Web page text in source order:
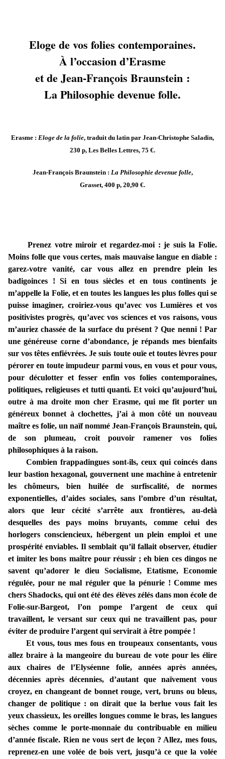
Eloge de vos folies contemporaines.
À l’occasion d’Erasme
et de Jean-François Braunstein :
La Philosophie devenue folle.
Erasme : Eloge de la folie, traduit du latin par Jean-Christophe Saladin,
230 p, Les Belles Lettres, 75 €.
Jean-François Braunstein : La Philosophie devenue folle,
Grasset, 400 p, 20,90 €.
Prenez votre miroir et regardez-moi : je suis la Folie.
Moins folle que vous certes, mais mauvaise langue en diable :
garez-votre vanité, car vous allez en prendre plein les
badigoinces ! Si en tous siècles et en tous continents je
m’appelle la Folie, et en toutes les langues les plus folles qui se
puisse imaginer, croiriez-vous qu’avec vos Lumières et vos
positivistes progrès, qu’avec vos sciences et vos raisons, vous
m’auriez chassée de la surface du présent ? Que nenni ! Par
une généreuse corne d’abondance, je répands mes bienfaits
sur vos têtes enfiévrées. Je suis toute ouïe et toutes lèvres pour
pérorer en toute impudeur parmi vous, en vous et pour vous,
pour déculotter et fesser enfin vos folies contemporaines,
politiques, religieuses et tutti quanti. Et voici qu’aujourd’hui,
outre à ma droite mon cher Erasme, qui me fit porter un
généreux bonnet à clochettes, j’ai à mon côté un nouveau
maître es folie, un naïf nommé Jean-François Braunstein, qui,
de son plumeau, croit pouvoir ramener vos folies
philosophiques à la raison.
Combien frappadingues sont-ils, ceux qui coincés dans
leur bastion hexagonal, gouvernent une machine à entretenir
les chômeurs, bien huilée de surfiscalité, de normes
exponentielles, d’aides sociales, sans l’ombre d’un résultat,
alors que leur cécité s’arrête aux frontières, au-delà
desquelles des pays moins bruyants, comme celui des
horlogers consciencieux, hébergent un plein emploi et une
prospérité enviables. Il semblait qu’il fallait observer, étudier
et imiter les bons maître pour réussir ; eh bien ces dingos ne
savent qu’adorer le dieu Socialisme, Etatisme, Economie
régulée, pour ne mal réguler que la pénurie ! Comme mes
chers Shadocks, qui ont été des élèves zélés dans mon école de
Folie-sur-Bargeot, l’on pompe l’argent de ceux qui
travaillent, le versant sur ceux qui ne travaillent pas, pour
éviter de produire l’argent qui servirait à être pompée !
Et vous, tous mes fous en troupeaux consentants, vous
allez braire à la mangeoire du bureau de vote pour les élire
aux chaires de l’Elyséenne folie, années après années,
décennies après décennies, d’autant que naïvement vous
croyez, en changeant de bonnet rouge, vert, bruns ou bleus,
changer de politique : on dirait que la berlue vous fait les
yeux chassieux, les oreilles longues comme le bras, les langues
sèches comme le porte-monnaie du contribuable en milieu
d’année fiscale. Rien ne vous sert de leçon ? Allez, mes fous,
reprenez-en une volée de bois vert, jusqu’à ce que la volée